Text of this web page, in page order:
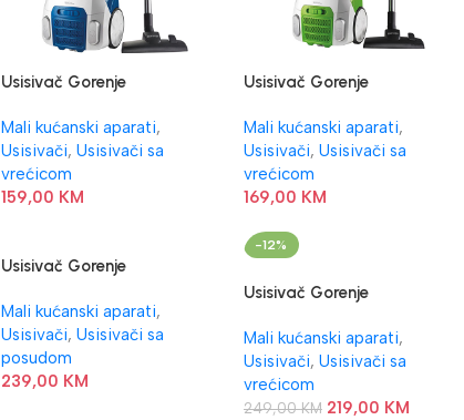
Usisivač Gorenje
Mali kućanski aparati,
Usisivači, Usisivači sa
vrećicom
159,00 KM
Usisivač Gorenje
Mali kućanski aparati,
Usisivači, Usisivači sa
vrećicom
169,00 KM
Usisivač Gorenje
Mali kućanski aparati,
Usisivači, Usisivači sa
posudom
239,00 KM
-12%
Usisivač Gorenje
Mali kućanski aparati,
Usisivači, Usisivači sa
vrećicom
249,00KM 219,00 KM